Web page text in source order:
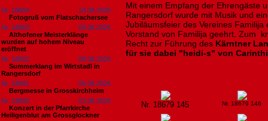
Nr. 18804
10.08.2026
Fotogruß vom Flatschachersee
Nr. 18803
09.08.2026
Althofener Meisterklänge
wurden auf hohem Niveau
eröffnet
Nr. 18802
08.08.2026
Summerklang im Wirtstadl in
Rangersdorf
Nr. 18801
06.08.2026
Bergmesse in Grosskirchheim
Nr. 18800
03.08.2026
Konzert in der Pfarrkirche
Heiligenblut am Grossglockner
Mit einem Empfang der Ehrengäste
Rangersdorf wurde mit Musik und
Jubiläumsfeier des Vereines
Vorstand von Familija geehrt. Zum
Recht zur Führung des Kärntner
für sie dabei "heidi-s" von
Nr. 18679 145 Nr. 18679 146